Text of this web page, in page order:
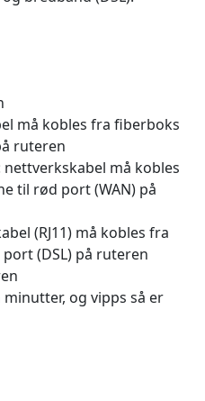
må kobles fra fiberboks
ruteren
må kobles
til rød port (WAN) på
(RJ11) må kobles fra
(DSL) på ruteren
og vipps så er